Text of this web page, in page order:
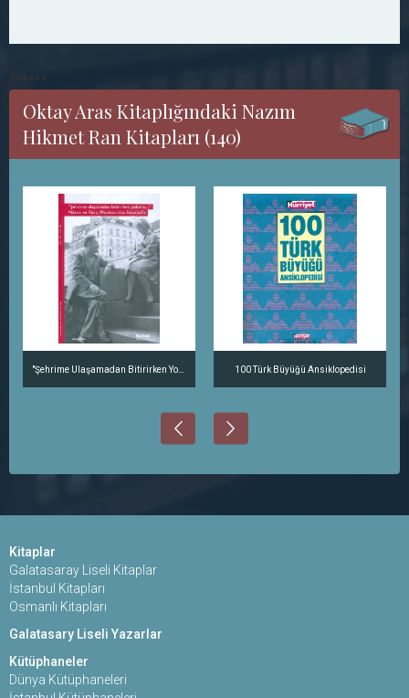
******
Oktay Aras Kitaplığındaki Nazım
Hikmet Ran Kitapları (140)
100 Türk Büyüğü Ansiklopedisi
Kitaplar
Galatasaray Liseli Kitaplar
İstanbul Kitapları
Osmanlı Kitapları
Galatasary Liseli Yazarlar
Kütüphaneler
Dünya Kütüphaneleri